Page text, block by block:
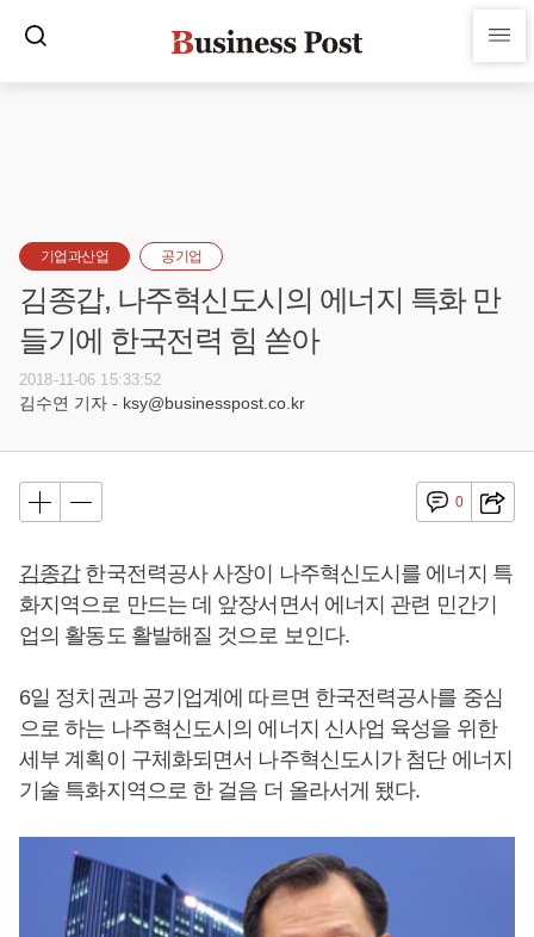
기업과산업 공기업
김종갑, 나주혁신도시의 에너지 특화 만
들기에 한국전력 힘 쏟아
2018-11-06 15:33:52
김수연 기자 - ksy@businesspost.co.kr
0
김종갑한국전력공사 사장이 나주혁신도시를 에너지 특
화지역으로 만드는 데 앞장서면서 에너지 관련 민간기
업의 활동도 활발해질 것으로 보인다.
6일 정치권과 공기업계에 따르면 한국전력공사를 중심
으로 하는 나주혁신도시의 에너지 신사업 육성을 위한
세부 계획이 구체화되면서 나주혁신도시가 첨단 에너지
기술 특화지역으로 한 걸음 더 올라서게 됐다.